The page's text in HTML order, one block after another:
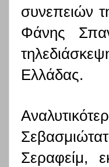
συνεπειών
Φάνης
Ελλάδας.
Σεραφείμ,